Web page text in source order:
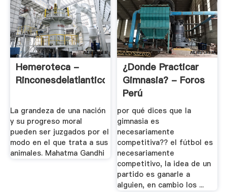
Hemeroteca -
Rinconesdelatlantico.es
La grandeza de una nación
y su progreso moral
pueden ser juzgados por el
modo en el que trata a sus
animales. Mahatma Gandhi
¿Donde Practicar
Gimnasia? - Foros
Perú
por qué dices que la
gimnasia es
necesariamente
competitiva?? el fútbol es
necesariamente
competitivo, la idea de un
partido es ganarle a
alguien, en cambio los ...